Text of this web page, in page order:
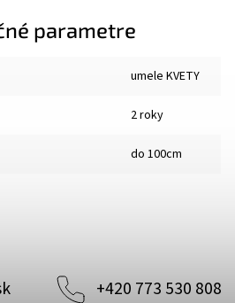
parametre
umele KVETY
2 roky
do 100cm
+420 773 530 808